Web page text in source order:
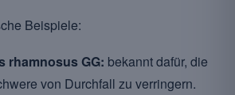
Beispiele:
rhamnosus GG: bekannt dafür, die
von Durchfall zu verringern.